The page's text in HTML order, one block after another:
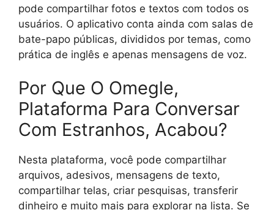
pode compartilhar fotos e textos com todos os
usuários. O aplicativo conta ainda com salas de
bate-papo públicas, divididos por temas, como
prática de inglês e apenas mensagens de voz.
Por Que O Omegle,
Plataforma Para Conversar
Com Estranhos, Acabou?
Nesta plataforma, você pode compartilhar
arquivos, adesivos, mensagens de texto,
compartilhar telas, criar pesquisas, transferir
dinheiro e muito mais para explorar na lista. Se